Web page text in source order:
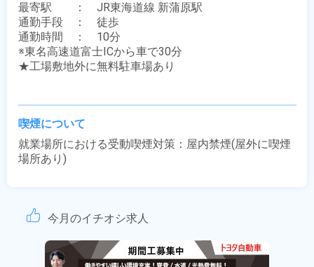
最寄駅　　：　JR東海道線 新蒲原駅
通勤手段　：　徒歩
通勤時間　：　10分
※東名高速道富士ICから車で30分
★工場敷地外に無料駐車場あり
喫煙について
就業場所における受動喫煙対策：屋内禁煙(屋外に喫煙
場所あり)
今月のイチオシ求人